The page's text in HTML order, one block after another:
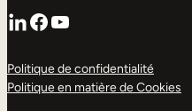
LinkedIn
Facebook
YouTube
Politique de confidentialité
Politique en matière de Cookies